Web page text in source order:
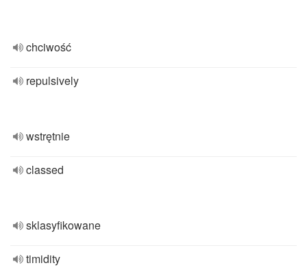
chciwość
repulsively
wstrętnie
classed
sklasyfikowane
timidity